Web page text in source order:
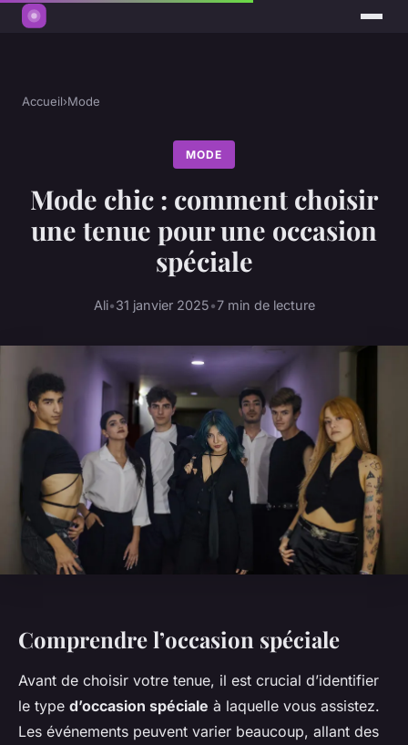
Accueil›Mode
MODE
Mode chic : comment choisir
une tenue pour une occasion
spéciale
Ali•31 janvier 2025•7 min de lecture
Comprendre l’occasion spéciale
Avant de choisir votre tenue, il est crucial d’identifier
le type d’occasion spéciale à laquelle vous assistez.
Les événements peuvent varier beaucoup, allant des